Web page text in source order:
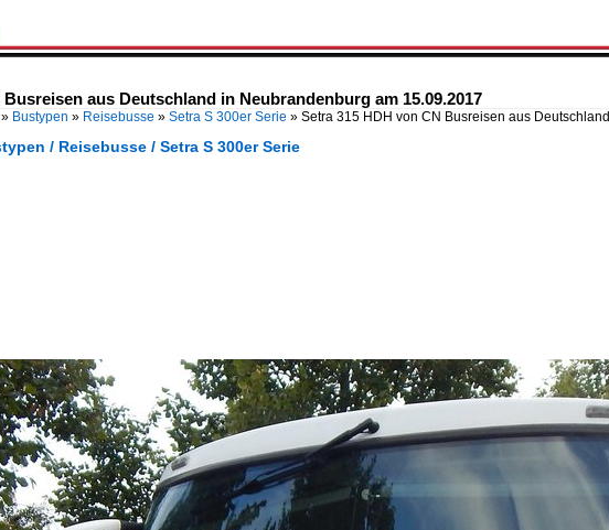
Busreisen aus Deutschland in Neubrandenburg am 15.09.2017
» Bustypen » Reisebusse » Setra S 300er Serie » Setra 315 HDH von CN Busreisen aus Deutschland
/ Reisebusse / Setra S 300er Serie